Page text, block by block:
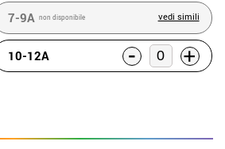
7-9A non disponibile vedi simili
10-12A - +